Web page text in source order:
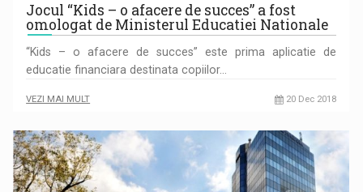
Jocul “Kids – o afacere de succes” a fost
omologat de Ministerul Educatiei Nationale
“Kids – o afacere de succes” este prima aplicatie de
educatie financiara destinata copiilor…
VEZI MAI MULT 20 Dec 2018